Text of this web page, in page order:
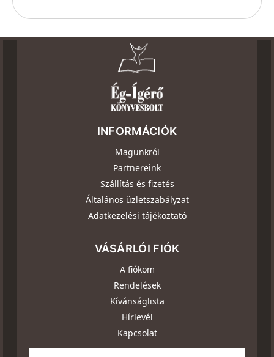
INFORMÁCIÓK
Magunkról
Partnereink
Szállítás és fizetés
Általános üzletszabályzat
Adatkezelési tájékoztató
VÁSÁRLÓI FIÓK
A fiókom
Rendelések
Kívánságlista
Hírlevél
Kapcsolat